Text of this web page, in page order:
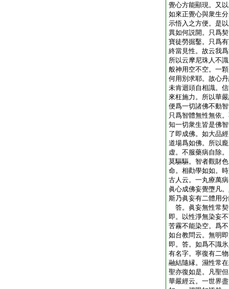
覺心方能顯現。又
如來正覺心與衆生
示悟入之方便。是
異如何説開。只爲
寶徒勞掘鑿。只爲
終當見性。故云我
所以云摩尼珠人不
般神用空不空。一
何用別求耶。故心
未肯迴頭自相識。
來枉施力。所以華
便爲一切諸佛不動
只爲智體無性無依
知一切衆生皆是佛
了即成佛。如大品
道場爲如佛。所以
虚。不服藥病自除
莫驅驅。智者觀財
命。相勸學如如。
古人云。一丸療萬
眞心成佛妄覺墮凡
斯乃眞妄有二體用
答。眞妄無性常
即。以性淨無染妄
苦霧不能染空。爲
如台教問云。無明
即。答。如爲不識
有名字。寧復有二
融結隨縁。濕性常
聖亦復如是。凡聖
華嚴經云。一世界